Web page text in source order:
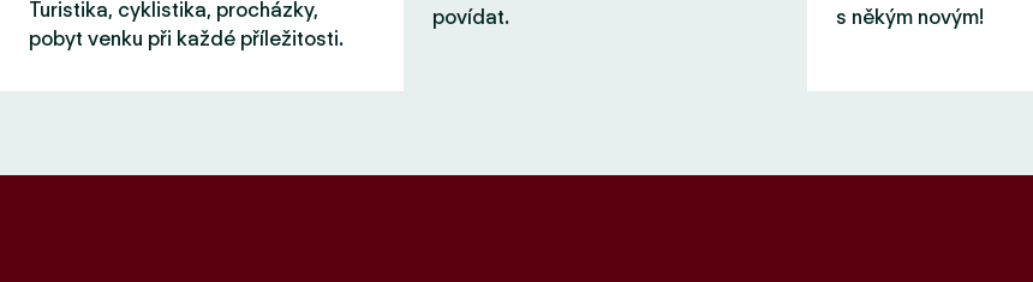
Turistika, cyklistika, procházky,
pobyt venku při každé příležitosti.
povídat.
s někým novým!